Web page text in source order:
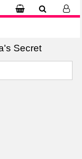
Secret